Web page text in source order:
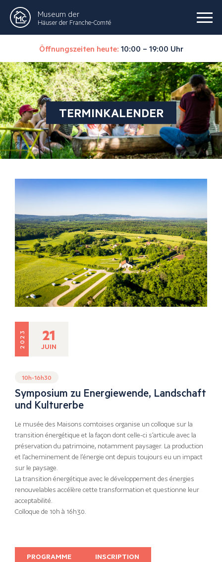
Museum der
Häuser der Franche-Comté
Öffnungszeiten heute: 10:00 – 19:00 Uhr
TERMINKALENDER
2023 21
JUIN
10h-16h30
Symposium zu Energiewende, Landschaft
und Kulturerbe
Le musée des Maisons comtoises organise un colloque sur la
transition énergétique et la façon dont celle-ci s’articule avec la
préservation du patrimoine, notamment paysager. La production
et l’acheminement de l’énergie ont depuis toujours eu un impact
sur le paysage.
La transition énergétique avec le développement des énergies
renouvelables accélère cette transformation et questionne leur
acceptabilité.
Colloque de 10h à 16h30.
PROGRAMME INSCRIPTION